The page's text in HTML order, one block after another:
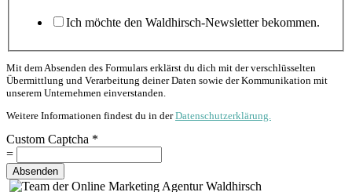
Ich möchte den Waldhirsch-Newsletter bekommen.
Mit dem Absenden des Formulars erklärst du dich mit der verschlüsselten
Übermittlung und Verarbeitung deiner Daten sowie der Kommunikation mit
unserem Unternehmen einverstanden.
Weitere Informationen findest du in derDatenschutzerklärung.
Custom Captcha *
=
Absenden